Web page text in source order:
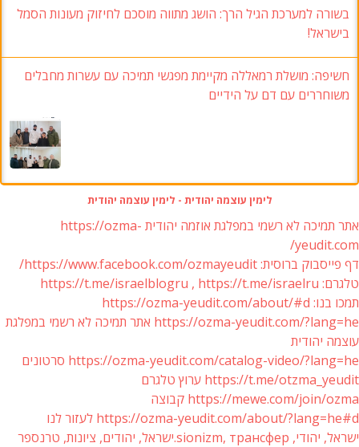
בשורה למערכת הגיל הרך: הושג מתווה מוסכם לחיזוק מעונות הסמל
בישראל!
חשיפה: מושלת רמאללה מקיימת מפגשי תמיכה עם עשרות מחבלים
משוחררים עם דם על הידיים
לימין עוצמה יהודית - לימין עוצמה יהודית
אתר תמיכה לא רשמי במפלגת אוזמה יהודית https://ozma-
yeudit.com/
דף פייסבוק ברוסית: https://www.facebook.com/ozmayeudit/
טלגרם: https://t.me/israelblogru , https://t.me/israelru
תמכו בנו: https://ozma-yeudit.com/about/#d
https://ozma-yeudit.com/?lang=he אתר תמיכה לא רשמי במפלגת
עוצמה יהודית
https://ozma-yeudit.com/catalog-video/?lang=he סרטונים
https://t.me/otzma_yeudit ערוץ טלגרם
https://mewe.com/join/ozma קבוצה
https://ozma-yeudit.com/about/?lang=he#d לעזור לנו
ישראל, יהודי, sionizm, трансфер.ישראל, יהודים, ציונות, טרנספר